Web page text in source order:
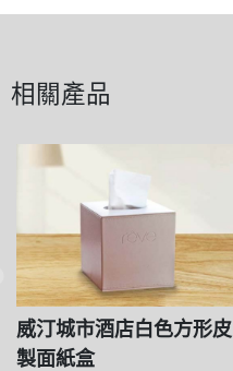
相關產品
威汀城市酒店白色方形皮
製面紙盒